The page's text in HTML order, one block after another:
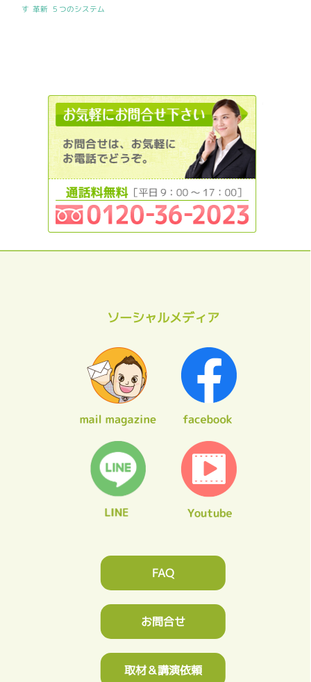
す 革新 ５つのシステム
ソーシャルメディア
FAQ
お問合せ
取材＆講演依頼